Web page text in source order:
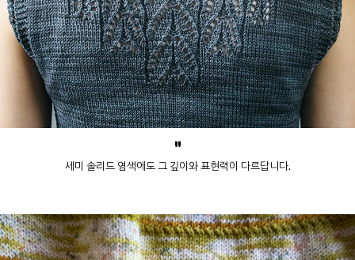
"
세미 솔리드 염색에도 그 깊이와 표현력이 다르답니다.